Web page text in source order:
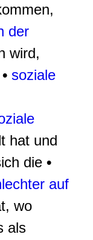
der
wird,
• soziale
hat und
die •
auf
wo
als